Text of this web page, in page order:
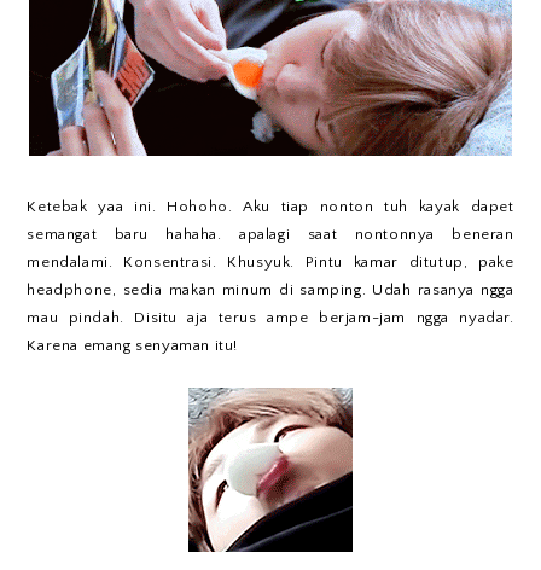
Ketebak yaa ini. Hohoho. Aku tiap nonton tuh kayak dapet
semangat baru hahaha. apalagi saat nontonnya beneran
mendalami. Konsentrasi. Khusyuk. Pintu kamar ditutup, pake
headphone, sedia makan minum di samping. Udah rasanya ngga
mau pindah. Disitu aja terus ampe berjam-jam ngga nyadar.
Karena emang senyaman itu!